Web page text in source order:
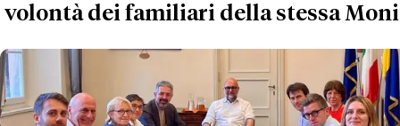
volontà dei familiari della stessa